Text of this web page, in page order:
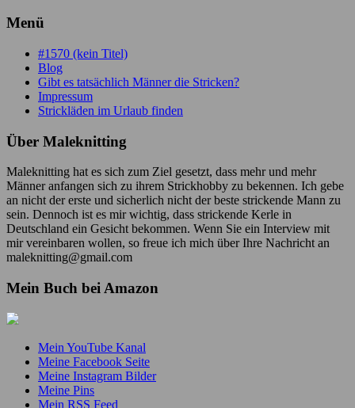
Menü
#1570 (kein Titel)
Blog
Gibt es tatsächlich Männer die Stricken?
Impressum
Strickläden im Urlaub finden
Über Maleknitting
Maleknitting hat es sich zum Ziel gesetzt, dass mehr und mehr
Männer anfangen sich zu ihrem Strickhobby zu bekennen. Ich gebe
an nicht der erste und sicherlich nicht der beste strickende Mann zu
sein. Dennoch ist es mir wichtig, dass strickende Kerle in
Deutschland ein Gesicht bekommen. Wenn Sie ein Interview mit
mir vereinbaren wollen, so freue ich mich über Ihre Nachricht an
maleknitting@gmail.com
Mein Buch bei Amazon
Mein YouTube Kanal
Meine Facebook Seite
Meine Instagram Bilder
Meine Pins
Mein RSS Feed